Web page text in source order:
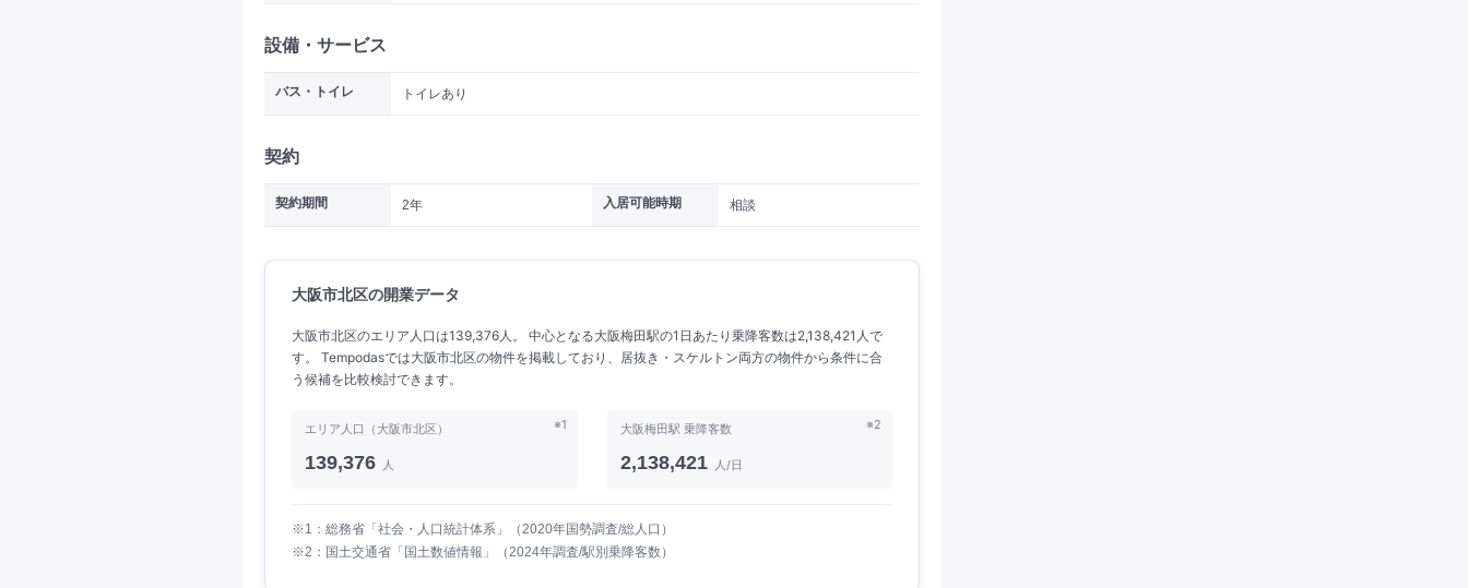
設備・サービス
バス・トイレ トイレあり
契約
契約期間 2年 入居可能時期 相談
大阪市北区の開業データ
大阪市北区のエリア人口は139,376人。 中心となる大阪梅田駅の1日あたり乗降客数は2,138,421人で
す。 Tempodasでは大阪市北区の物件を掲載しており、居抜き・スケルトン両方の物件から条件に合
う候補を比較検討できます。
※1
エリア人口（大阪市北区）
139,376 人
※2
大阪梅田駅 乗降客数
2,138,421 人/日
※1：総務省「社会・人口統計体系」（2020年国勢調査/総人口）
※2：国土交通省「国土数値情報」（2024年調査/駅別乗降客数）